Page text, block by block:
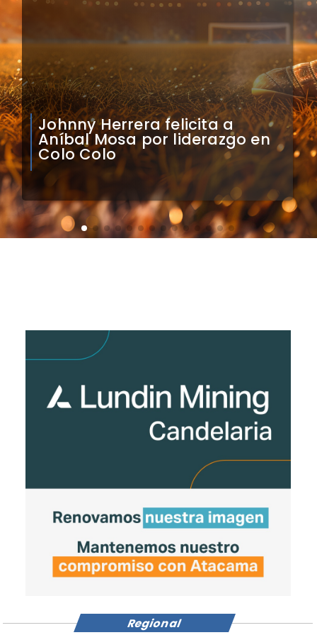
Claudio Bravo analiza
impacto de arquero
caboverdiano en Colo Colo
Regional